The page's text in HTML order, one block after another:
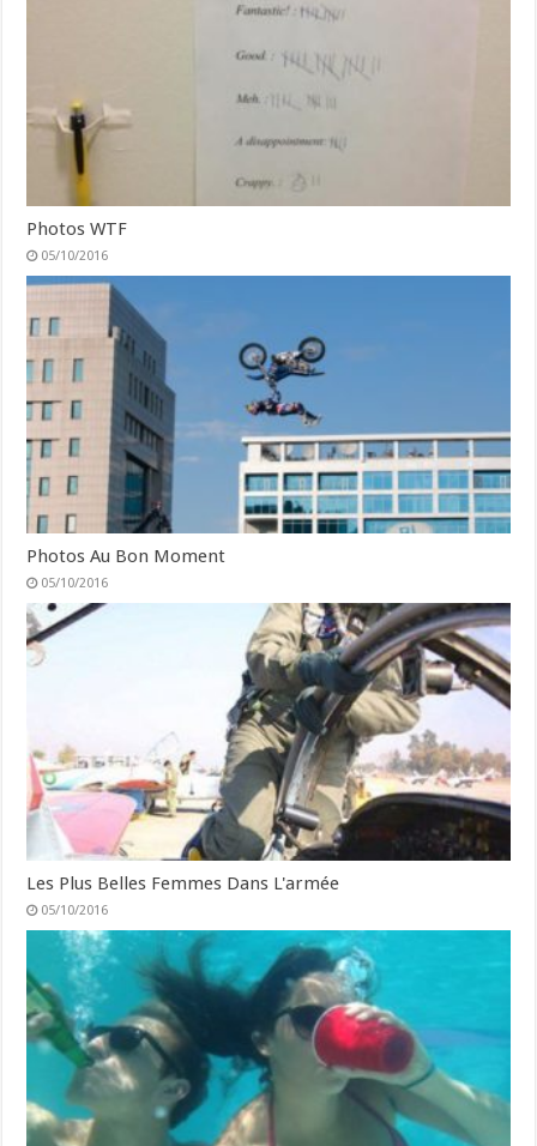
Photos WTF
05/10/2016
Photos Au Bon Moment
05/10/2016
Les Plus Belles Femmes Dans L'armée
05/10/2016